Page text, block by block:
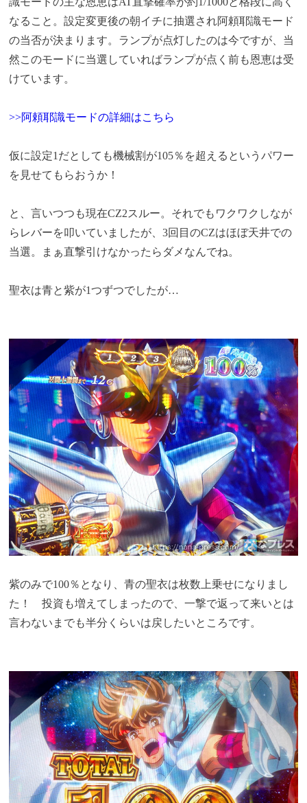
なること。設定変更後の朝イチに抽選され阿頼耶識モード
の当否が決まります。ランプが点灯したのは今ですが、当
然このモードに当選していればランプが点く前も恩恵は受
けています。
>>阿頼耶識モードの詳細はこちら
仮に設定1だとしても機械割が105％を超えるというパワー
を見せてもらおうか！
と、言いつつも現在CZ2スルー。それでもワクワクしなが
らレバーを叩いていましたが、3回目のCZはほぼ天井での
当選。まぁ直撃引けなかったらダメなんでね。
聖衣は青と紫が1つずつでしたが…
紫のみで100％となり、青の聖衣は枚数上乗せになりまし
た！ 投資も増えてしまったので、一撃で返って来いとは
言わないまでも半分くらいは戻したいところです。